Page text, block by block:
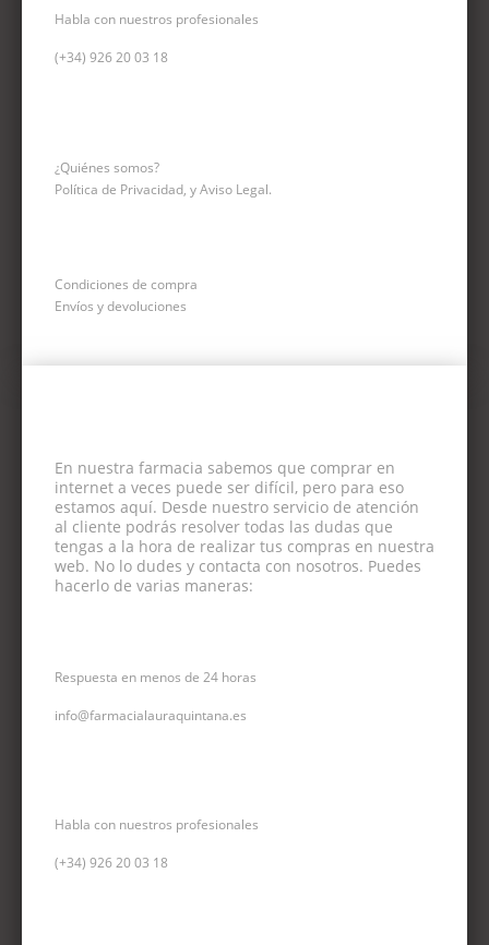
Habla con nuestros profesionales
(+34) 926 20 03 18
¿Quiénes somos?
Política de Privacidad, y Aviso Legal.
Condiciones de compra
Envíos y devoluciones
En nuestra farmacia sabemos que comprar en
internet a veces puede ser difícil, pero para eso
estamos aquí. Desde nuestro servicio de atención
al cliente podrás resolver todas las dudas que
tengas a la hora de realizar tus compras en nuestra
web. No lo dudes y contacta con nosotros. Puedes
hacerlo de varias maneras:
Respuesta en menos de 24 horas
info@farmacialauraquintana.es
Habla con nuestros profesionales
(+34) 926 20 03 18